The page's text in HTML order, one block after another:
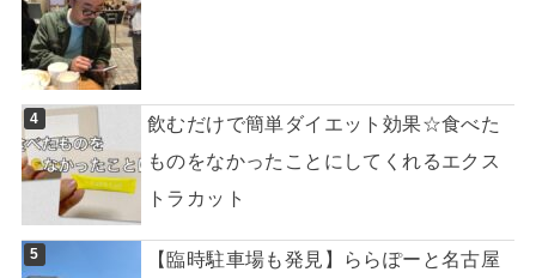
飲むだけで簡単ダイエット効果☆食べた
ものをなかったことにしてくれるエクス
トラカット
【臨時駐車場も発見】ららぽーと名古屋